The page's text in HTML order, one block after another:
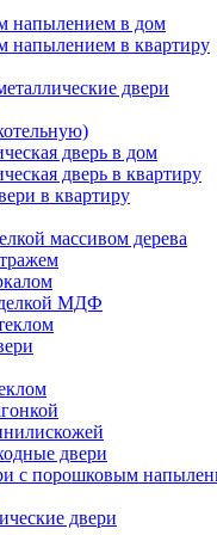
напылением в дом
напылением в квартиру
двери
дверь в дом
дверь в квартиру
в квартиру
массивом дерева
МДФ
двери
с порошковым
двери